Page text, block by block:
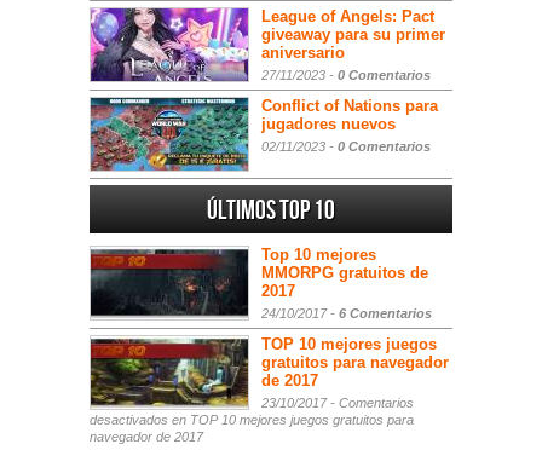
League of Angels: Pact
giveaway para su primer
aniversario
27/11/2023 - 0 Comentarios
Conflict of Nations para
jugadores nuevos
02/11/2023 - 0 Comentarios
Últimos Top 10
Top 10 mejores
MMORPG gratuitos de
2017
24/10/2017 - 6 Comentarios
TOP 10 mejores juegos
gratuitos para navegador
de 2017
23/10/2017 - Comentarios
desactivados en TOP 10 mejores juegos gratuitos para
navegador de 2017